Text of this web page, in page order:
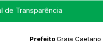
de Transparência
PrefeitoGraia Caetano